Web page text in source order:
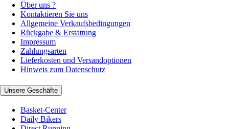
Über uns ?
Kontaktieren Sie uns
Allgemeine Verkaufsbedingungen
Rückgabe & Erstattung
Impressum
Zahlungsarten
Lieferkosten und Versandoptionen
Hinweis zum Datenschutz
Unsere Geschäfte
Basket-Center
Daily Bikers